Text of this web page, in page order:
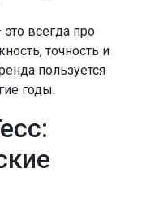
всегда про
точность и
пользуется
годы.